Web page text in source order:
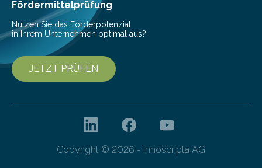
Fördermittelprüfung
Nutzen Sie das Förderpotenzial
in Ihrem Unternehmen optimal aus?
JETZT PRÜFEN
Copyright © 2026 - innoscripta AG